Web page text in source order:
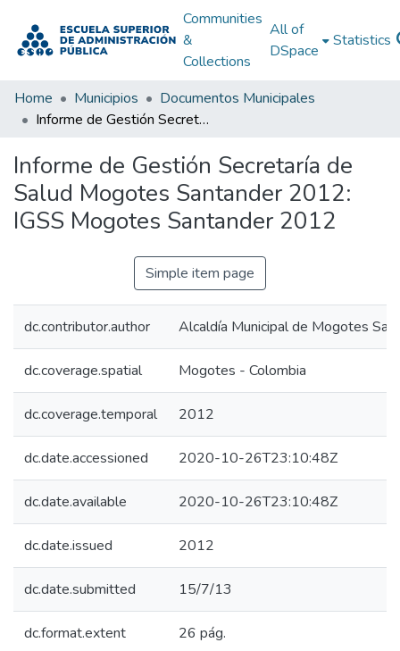
Communities
&
Collections
All of
DSpace
Statistics
Home Municipios
Documentos Municipales
Informe de Gestión Secretaría de Salud Mogotes Santander 2012: IGSS Mogotes Santander 2012
Informe de Gestión Secretaría de
Salud Mogotes Santander 2012:
IGSS Mogotes Santander 2012
Simple item page
dc.contributor.author Alcaldía Municipal de Mogotes
dc.coverage.spatial Mogotes - Colombia
dc.coverage.temporal 2012
dc.date.accessioned 2020-10-26T23:10:48Z
dc.date.available 2020-10-26T23:10:48Z
dc.date.issued 2012
dc.date.submitted 15/7/13
dc.format.extent 26 pág.